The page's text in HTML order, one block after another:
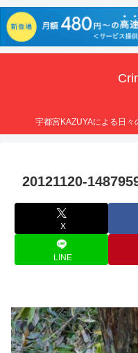
宇都宮KAZUYAによる日
20121120-
X
LINE